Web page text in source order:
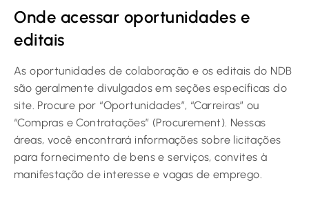
Onde acessar oportunidades e
editais
As oportunidades de colaboração e os editais do NDB
são geralmente divulgados em seções específicas do
site. Procure por “Oportunidades”, “Carreiras” ou
“Compras e Contratações” (Procurement). Nessas
áreas, você encontrará informações sobre licitações
para fornecimento de bens e serviços, convites à
manifestação de interesse e vagas de emprego.